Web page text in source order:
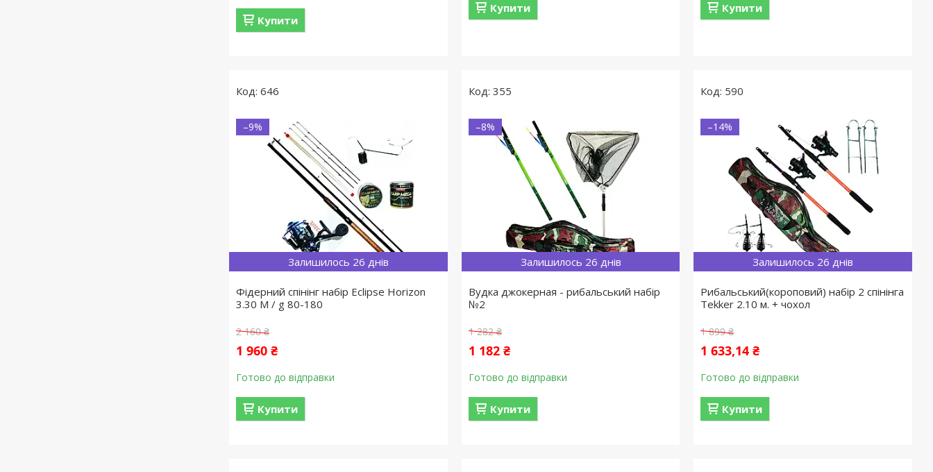
Купити
Купити Купити
646
Залишилось 26 днів
–9%
Фідерний спінінг набір Eclipse Horizon
3.30 M / g 80-180
2 160 ₴
1 960 ₴
Готово до відправки
Купити
355
Залишилось 26 днів
–8%
Вудка джокерная - рибальський набір
№2
1 282 ₴
1 182 ₴
Готово до відправки
Купити
590
Залишилось 26 днів
–14%
Рибальський(короповий) набір 2 спінінга
Tekker 2.10 м. + чохол
1 899 ₴
1 633,14 ₴
Готово до відправки
Купити